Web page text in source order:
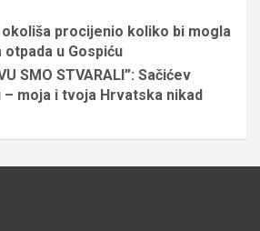
procijenio koliko bi mogla
u Gospiću
SMO STVARALI”: Sačićev
– moja i tvoja Hrvatska nikad